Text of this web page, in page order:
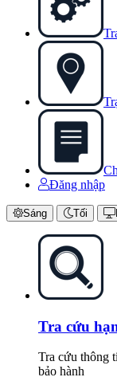
Đăng nhập
Sáng Tối
Tra cứu
Tra cứu thông
bảo hành